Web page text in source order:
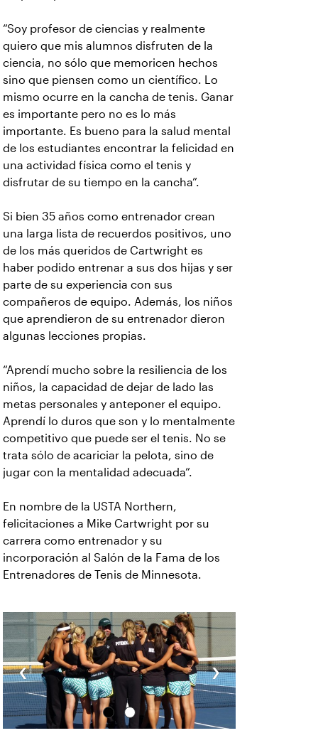
“Soy profesor de ciencias y realmente
quiero que mis alumnos disfruten de la
ciencia, no sólo que memoricen hechos
sino que piensen como un científico. Lo
mismo ocurre en la cancha de tenis. Ganar
es importante pero no es lo más
importante. Es bueno para la salud mental
de los estudiantes encontrar la felicidad en
una actividad física como el tenis y
disfrutar de su tiempo en la cancha”.
Si bien 35 años como entrenador crean
una larga lista de recuerdos positivos, uno
de los más queridos de Cartwright es
haber podido entrenar a sus dos hijas y ser
parte de su experiencia con sus
compañeros de equipo. Además, los niños
que aprendieron de su entrenador dieron
algunas lecciones propias.
“Aprendí mucho sobre la resiliencia de los
niños, la capacidad de dejar de lado las
metas personales y anteponer el equipo.
Aprendí lo duros que son y lo mentalmente
competitivo que puede ser el tenis. No se
trata sólo de acariciar la pelota, sino de
jugar con la mentalidad adecuada”.
En nombre de la USTA Northern,
felicitaciones a Mike Cartwright por su
carrera como entrenador y su
incorporación al Salón de la Fama de los
Entrenadores de Tenis de Minnesota.
‹ ›